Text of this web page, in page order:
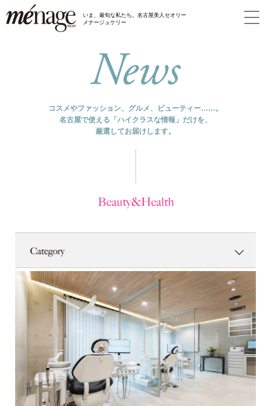
いま、最旬な私たち。名古屋美人セオリー
メナージュケリー
コスメやファッション、グルメ、ビューティー……。
名古屋で使える「ハイクラスな情報」だけを、
厳選してお届けします。